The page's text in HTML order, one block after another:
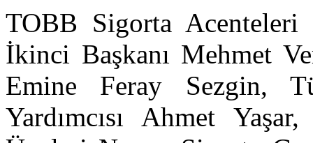
TOBB Sigorta
İkinci Başkanı Mehmet
Emine Feray Sezgin,
Yardımcısı Ahmet